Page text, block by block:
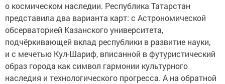
о космическом наследии. Республика Татарстан
представила два варианта карт: с Астрономической
обсерваторией Казанского университета,
подчёркивающей вклад республики в развитие науки,
и с мечетью Кул-Шариф, вписанной в футуристический
образ города как символ гармонии культурного
наследия и технологического прогресса. А на обратной